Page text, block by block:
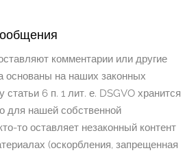
комментарии или другие
основаны на наших законных
6 п. 1 лит. е. DSGVO хранится
для нашей собственной
то оставляет незаконный контент
(оскорбления, запрещенная